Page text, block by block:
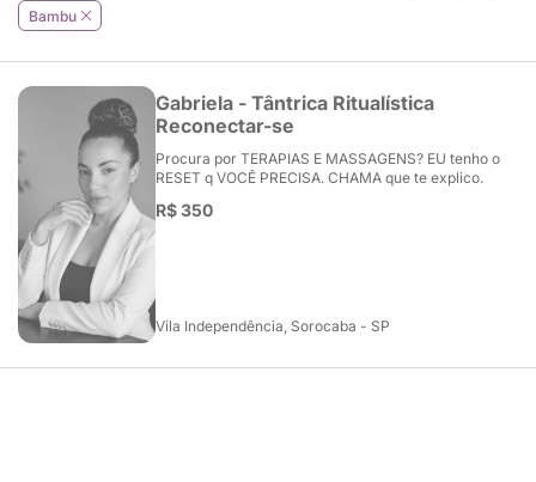
Bambu
Gabriela - Tântrica Ritualística
Reconectar-se
Procura por TERAPIAS E MASSAGENS? EU tenho o
RESET q VOCÊ PRECISA. CHAMA que te explico.
R$ 350
Vila Independência, Sorocaba - SP